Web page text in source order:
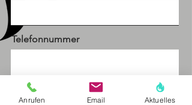
Telefonnummer
Email
Anrufen Email Aktuelles